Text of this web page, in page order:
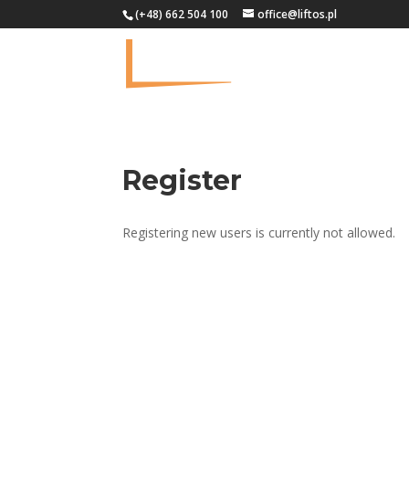
(+48) 662 504 100 office@liftos.pl
Register
Registering new users is currently not allowed.